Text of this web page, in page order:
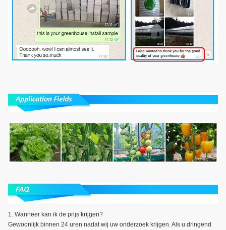
1. Wanneer kan ik de prijs krijgen?
Gewoonlijk binnen 24 uren nadat wij uw onderzoek krijgen. Als u dringend